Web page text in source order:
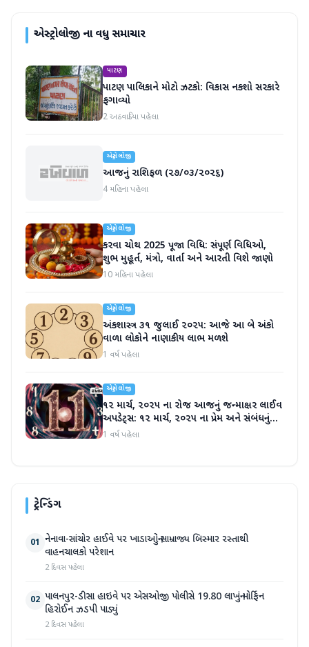
એસ્ટ્રોલોજી ના વધુ સમાચાર
પાટણ
પાટણ પાલિકાને મોટો ઝટકો: વિકાસ નકશો સરકારે
ફગાવ્યો
2 અઠવાડિયા પહેલા
એસ્ટ્રોલોજી
આજનું રાશિફળ (૨૭/૦૩/૨૦૨૬)
4 મહિના પહેલા
એસ્ટ્રોલોજી
કરવા ચોથ 2025 પૂજા વિધિ: સંપૂર્ણ વિધિઓ,
શુભ મુહૂર્ત, મંત્રો, વાર્તા અને આરતી વિશે જાણો
10 મહિના પહેલા
એસ્ટ્રોલોજી
અંકશાસ્ત્ર ૩૧ જુલાઈ ૨૦૨૫: આજે આ બે અંકો
વાળા લોકોને નાણાકીય લાભ મળશે
1 વર્ષ પહેલા
એસ્ટ્રોલોજી
૧૨ માર્ચ, ૨૦૨૫ ના રોજ આજનું જન્માક્ષર લાઈવ
અપડેટ્સ: ૧૨ માર્ચ, ૨૦૨૫ ના પ્રેમ અને સંબંધનું
જન્માક્ષર
1 વર્ષ પહેલા
ટ્રેન્ડિંગ
01 નેનાવા-સાંચોર હાઈવે પર ખાડાઓનું સામ્રાજ્ય બિસ્માર રસ્તાથી
વાહનચાલકો પરેશાન
2 દિવસ પહેલા
02 પાલનપુર-ડીસા હાઇવે પર એસઓજી પોલીસે 19.80 લાખનું મોર્ફિન
હિરોઈન ઝડપી પાડ્યું
2 દિવસ પહેલા